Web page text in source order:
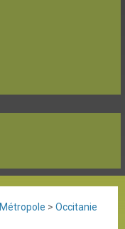
Métropole > Occitanie